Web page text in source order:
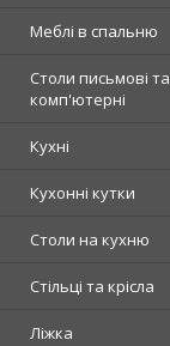
Меблі в спальню
Столи письмові та
комп'ютерні
Кухні
Кухонні кутки
Столи на кухню
Стільці та крісла
Ліжка